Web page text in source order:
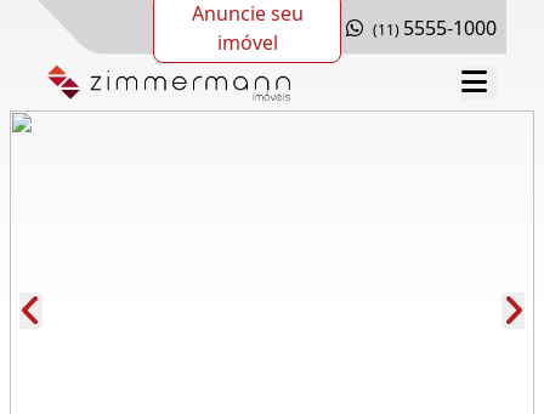
Anuncie seu
imóvel
(11) 5555-1000